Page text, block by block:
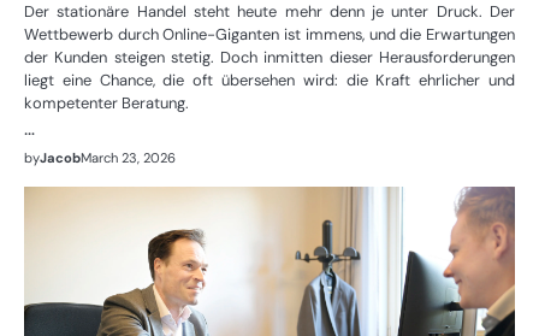
Der stationäre Handel steht heute mehr denn je unter Druck. Der
Wettbewerb durch Online-Giganten ist immens, und die Erwartungen
der Kunden steigen stetig. Doch inmitten dieser Herausforderungen
liegt eine Chance, die oft übersehen wird: die Kraft ehrlicher und
kompetenter Beratung.
…
byJacobMarch 23, 2026